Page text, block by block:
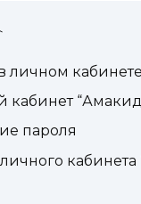
личном
кабинет
пароля
кабинета